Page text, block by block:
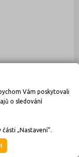
organizace
příspěvková
Vám poskytovali
o sledování
„Nastavení“.